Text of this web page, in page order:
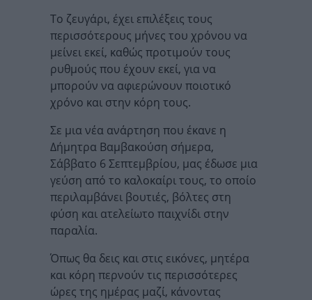
Το ζευγάρι, έχει επιλέξεις τους
περισσότερους μήνες του χρόνου να
μείνει εκεί, καθώς προτιμούν τους
ρυθμούς που έχουν εκεί, για να
μπορούν να αφιερώνουν ποιοτικό
χρόνο και στην κόρη τους.
Σε μια νέα ανάρτηση που έκανε η
Δήμητρα Βαμβακούση σήμερα,
Σάββατο 6 Σεπτεμβρίου, μας έδωσε μια
γεύση από το καλοκαίρι τους, το οποίο
περιλαμβάνει βουτιές, βόλτες στη
φύση και ατελείωτο παιχνίδι στην
παραλία.
Όπως θα δεις και στις εικόνες, μητέρα
και κόρη περνούν τις περισσότερες
ώρες της ημέρας μαζί, κάνοντας